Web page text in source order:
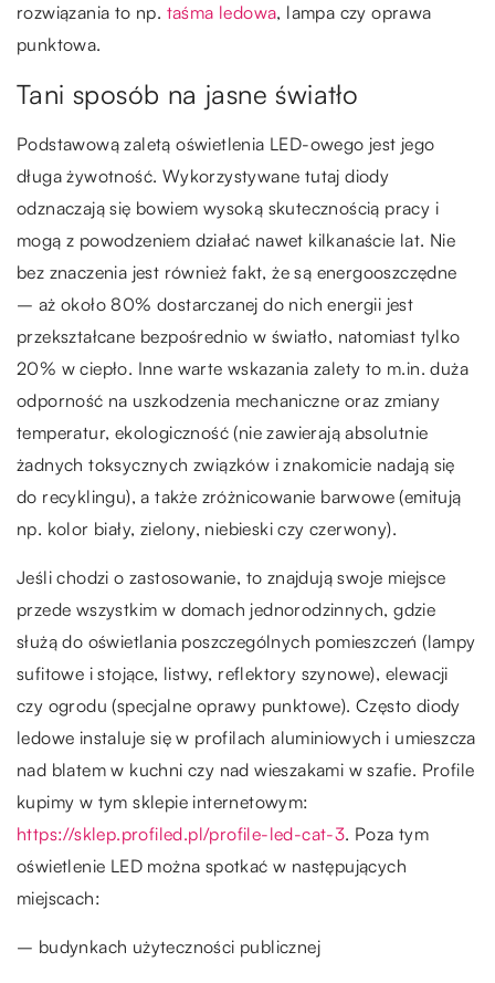
rozwiązania to np. taśma ledowa, lampa czy oprawa
punktowa.
Tani sposób na jasne światło
Podstawową zaletą oświetlenia LED-owego jest jego
długa żywotność. Wykorzystywane tutaj diody
odznaczają się bowiem wysoką skutecznością pracy i
mogą z powodzeniem działać nawet kilkanaście lat. Nie
bez znaczenia jest również fakt, że są energooszczędne
– aż około 80% dostarczanej do nich energii jest
przekształcane bezpośrednio w światło, natomiast tylko
20% w ciepło. Inne warte wskazania zalety to m.in. duża
odporność na uszkodzenia mechaniczne oraz zmiany
temperatur, ekologiczność (nie zawierają absolutnie
żadnych toksycznych związków i znakomicie nadają się
do recyklingu), a także zróżnicowanie barwowe (emitują
np. kolor biały, zielony, niebieski czy czerwony).
Jeśli chodzi o zastosowanie, to znajdują swoje miejsce
przede wszystkim w domach jednorodzinnych, gdzie
służą do oświetlania poszczególnych pomieszczeń (lampy
sufitowe i stojące, listwy, reflektory szynowe), elewacji
czy ogrodu (specjalne oprawy punktowe). Często diody
ledowe instaluje się w profilach aluminiowych i umieszcza
nad blatem w kuchni czy nad wieszakami w szafie. Profile
kupimy w tym sklepie internetowym:
https://sklep.profiled.pl/profile-led-cat-3. Poza tym
oświetlenie LED można spotkać w następujących
miejscach:
– budynkach użyteczności publicznej